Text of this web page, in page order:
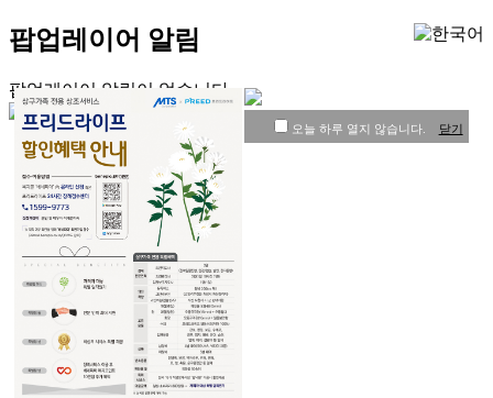
팝업레이어 알림
팝업레이어 알림이 없습니다.
MTS
회사소개
CEO인사말
소개영상
조직도
연혁
CI소개
사업소개
오늘 하루 열지 않습니다. 닫기